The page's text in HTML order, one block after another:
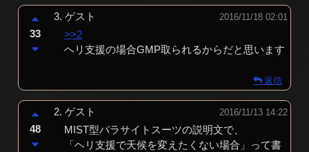
3.ゲスト 2016/11/18 02:01
>>2
ヘリ支援の場合GMP取られるからだと思います
33
返信
2.ゲスト 2016/11/13 14:22
MIST型パラサイトスーツの説明文で、
「ヘリ支援で天候を変えたくない場合」って書
48